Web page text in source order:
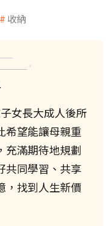
收納
女長大成人後所
希望能讓母親重
充滿期待地規劃
共同學習、共享
，找到人生新價